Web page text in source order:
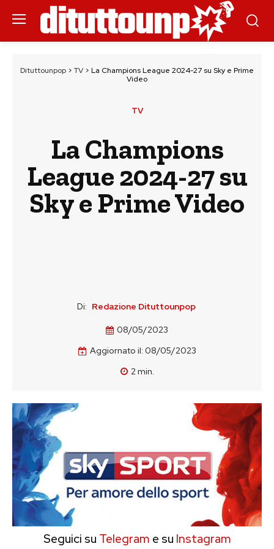
Dituttounpop > TV > La Champions League 2024-27 su Sky e Prime
Video
TV
La Champions
League 2024-27 su
Sky e Prime Video
Di: Redazione Dituttounpop
08/05/2023
Aggiornato il: 08/05/2023
2min.
Seguici su Telegram e su Instagram